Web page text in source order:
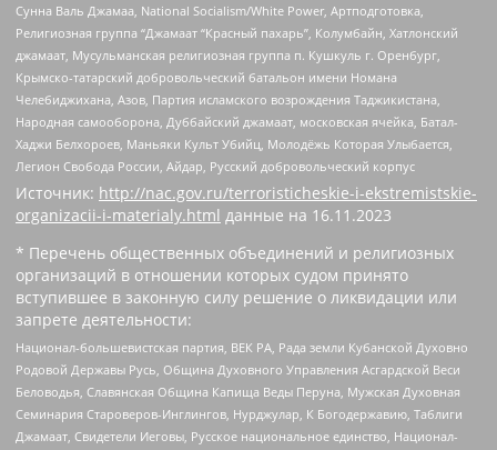
Сунна Валь Джамаа, National Socialism/White Power, Артподготовка,
Религиозная группа “Джамаат “Красный пахарь”, Колумбайн, Хатлонский
джамаат, Мусульманская религиозная группа п. Кушкуль г. Оренбург,
Крымско-татарский добровольческий батальон имени Номана
Челебиджихана, Азов, Партия исламского возрождения Таджикистана,
Народная самооборона, Дуббайский джамаат, московская ячейка, Батал-
Хаджи Белхороев, Маньяки Культ Убийц, Молодёжь Которая Улыбается,
Легион Свобода России, Айдар, Русский добровольческий корпус
Источник: http://nac.gov.ru/terroristicheskie-i-ekstremistskie-
organizacii-i-materialy.html данные на 16.11.2023
* Перечень общественных объединений и религиозных
организаций в отношении которых судом принято
вступившее в законную силу решение о ликвидации или
запрете деятельности:
Национал-большевистская партия, ВЕК РА, Рада земли Кубанской Духовно
Родовой Державы Русь, Община Духовного Управления Асгардской Веси
Беловодья, Славянская Община Капища Веды Перуна, Мужская Духовная
Семинария Староверов-Инглингов, Нурджулар, К Богодержавию, Таблиги
Джамаат, Свидетели Иеговы, Русское национальное единство, Национал-